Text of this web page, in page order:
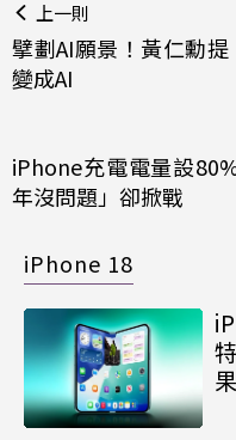
上一則
擘劃AI願景！黃仁勳
變成AI
iPhone充電電量設
年沒問題」卻掀戰
iPhone 18